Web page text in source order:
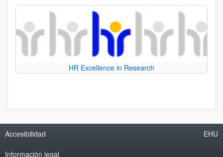
HR Excellence in Research
Accesibilidad
Información legal
EHU